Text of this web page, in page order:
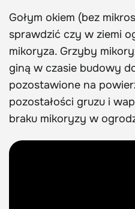
Gołym okiem (bez
sprawdzić czy w ziemi
mikoryza. Grzyby
giną w czasie budowy
pozostawione na
pozostałości gruzu i
braku mikoryzy w